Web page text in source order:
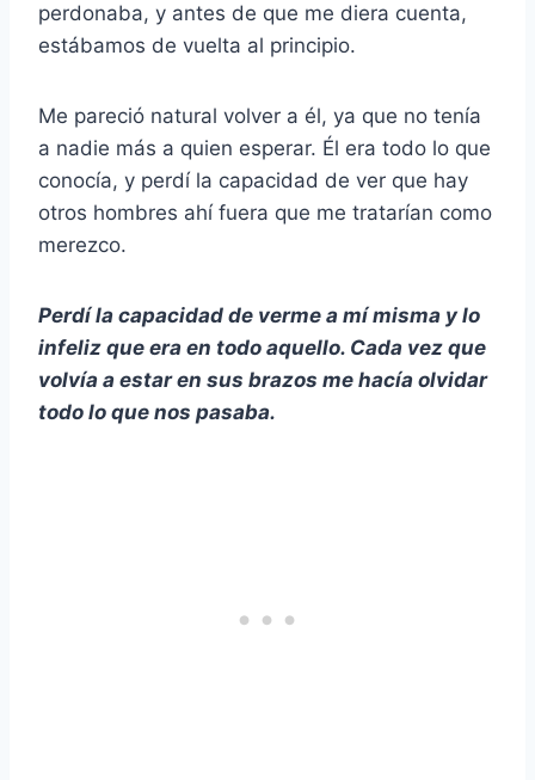
perdonaba, y antes de que me diera cuenta,
estábamos de vuelta al principio.
Me pareció natural volver a él, ya que no tenía
a nadie más a quien esperar. Él era todo lo que
conocía, y perdí la capacidad de ver que hay
otros hombres ahí fuera que me tratarían como
merezco.
Perdí la capacidad de verme a mí misma y lo
infeliz que era en todo aquello. Cada vez que
volvía a estar en sus brazos me hacía olvidar
todo lo que nos pasaba.